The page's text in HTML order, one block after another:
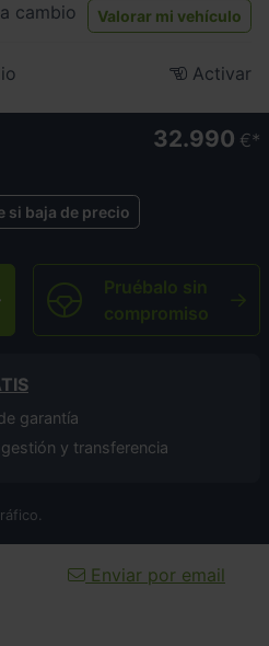
cambio Valorar mi vehículo
Activar
32.990 €
si baja de precio
Pruébalo sin
compromiso
garantía
y transferencia
Enviar por email